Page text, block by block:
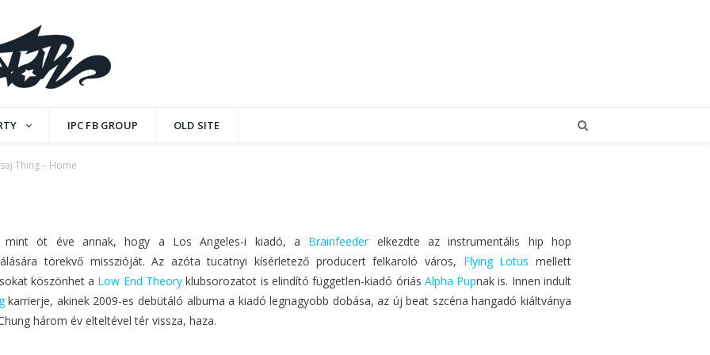
IPC FB GROUP OLD SITE
Thing – Home
mint öt éve annak, hogy a Los Angeles-i kiadó, a Brainfeederelkezdte az instrumentális hip hop
törekvő misszióját. Az azóta tucatnyi kísérletező producert felkaroló város, Flying Lotus mellett
köszönhet a Low End Theory klubsorozatot is elindító független-kiadó óriás Alpha Pupnak is. Innen indult
karrierje, akinek 2009-es debütáló albuma a kiadó legnagyobb dobása, az új beat szcéna hangadó kiáltványa
három év elteltével tér vissza, haza.